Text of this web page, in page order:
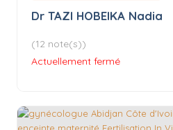
Dr TAZI HOBEIKA Nadia
(12 note(s))
Actuellement fermé